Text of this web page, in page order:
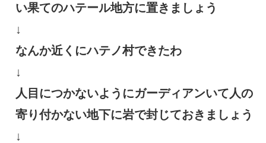
い果てのハテール地方に置きましょう
↓
なんか近くにハテノ村できたわ
↓
人目につかないようにガーディアンいて人の
寄り付かない地下に岩で封じておきましょう
↓